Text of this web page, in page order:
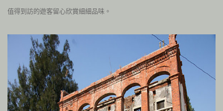
值得到訪的遊客留心欣賞細細品味。